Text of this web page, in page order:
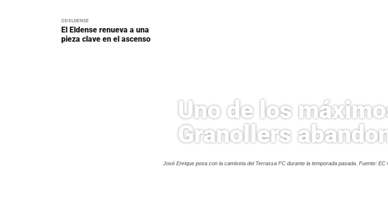
CD ELDENSE
El Eldense renueva a una
pieza clave en el ascenso
Uno de los
Granollers
José Enrique posa con la camiseta del Terrassa FC durante la temporada pasada. Fuente: EC